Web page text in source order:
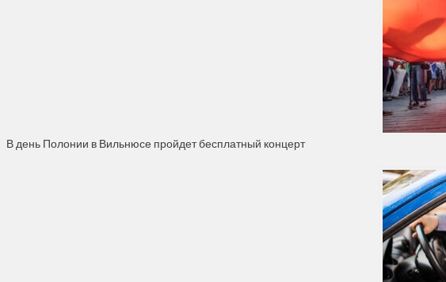
В день Полонии в Вильнюсе пройдет бесплатный концерт